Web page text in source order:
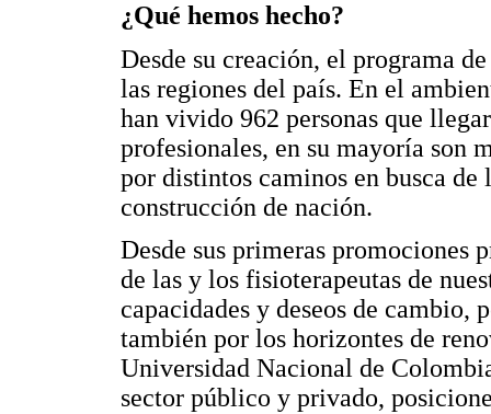
¿Qué hemos hecho?
Desde su creación, el programa
las regiones del país. En el
han vivido 962 personas que
profesionales, en su mayoría son
por distintos caminos en busca
construcción de nación.
Desde sus primeras promociones
de las y los fisioterapeutas de
capacidades y deseos de cambio,
también por los horizontes de
Universidad Nacional de
sector público y privado,